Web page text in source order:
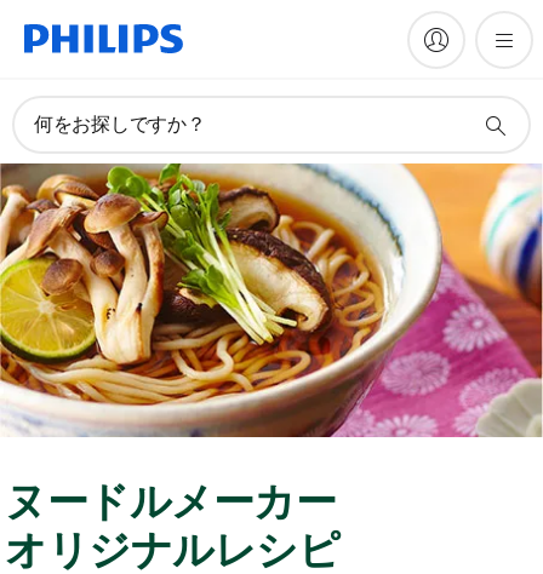
何をお探しですか？
ヌードルメーカー
オリジナルレシピ